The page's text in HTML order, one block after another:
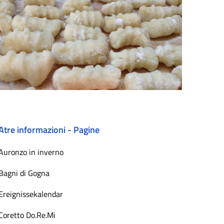
informazioni - Pagine
in inverno
di Gogna
Do.Re.Mi